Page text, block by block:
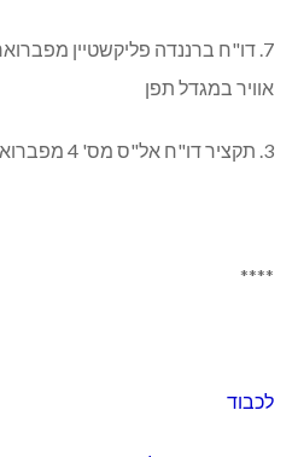
אוויר במגדל תפן
3. תקציר דו"ח אל"ס מס' 4 מפברואר 7213
****
לכבוד